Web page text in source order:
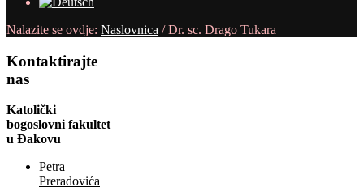
Nalazite se ovdje: Naslovnica /Dr. sc. Drago Tukara
Kontaktirajte
nas
Katolički
bogoslovni fakultet
u Đakovu
Petra
Preradovića